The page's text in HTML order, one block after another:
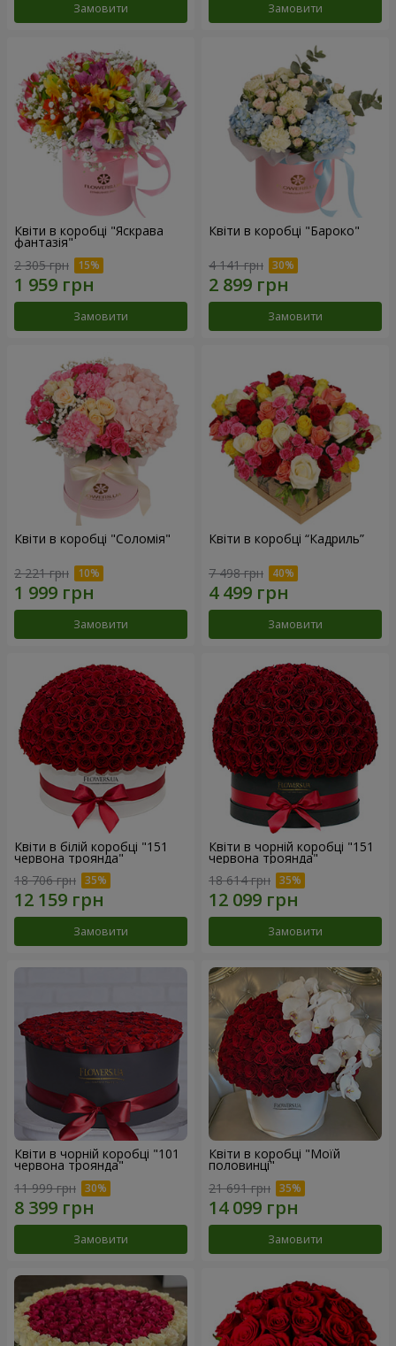
Замовити Замовити
Квіти в коробці "Яскрава
фантазія"
2 305 грн
Замовити
Квіти в коробці "Бароко"
4 141 грн
Замовити
Квіти в коробці "Соломія"
2 221 грн
Замовити
Квіти в коробці “Кадриль”
7 498 грн
Замовити
Квіти в білій коробці "151
червона троянда"
18 706 грн
Замовити
Квіти в чорній коробці "151
червона троянда"
18 614 грн
Замовити
Квіти в чорній коробці "101
червона троянда"
11 999 грн
Замовити
Квіти в коробці "Моїй
половинці"
21 691 грн
Замовити